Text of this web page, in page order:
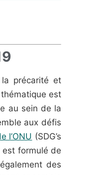
précarité et
est
au sein de la
aux défis
l’ONU (SDG’s
est formulé de
des